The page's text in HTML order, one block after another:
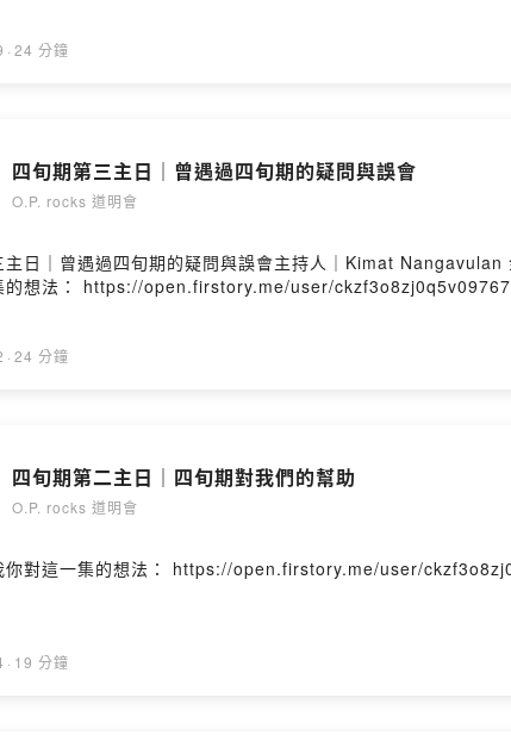
· 24 分鐘
四旬期第三主日｜曾遇過四旬期的疑問與誤會
O.P. rocks 道明會
主日｜曾遇過四旬期的疑問與誤會主持人｜Kimat
的想法： https://open.firstory.me/user/
· 24 分鐘
四旬期第二主日｜四旬期對我們的幫助
O.P. rocks 道明會
你對這一集的想法： https://open.firstory.me/user/
· 19 分鐘